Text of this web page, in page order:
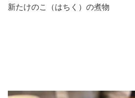
新たけのこ（はちく）の煮物